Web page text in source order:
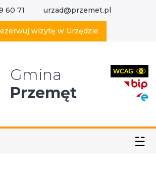
60 71 urzad@przemet.pl
wizytę w Urzędzie
Gmina
Przemęt
☱